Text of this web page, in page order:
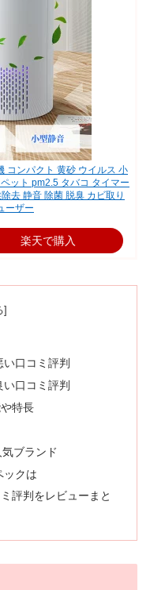
コンパクト 黄砂 ウイルス 小
ット pm2.5 タバコ タイマー
去 静音 除菌 脱臭 カビ取り
ーザー
楽天で購入
口コミ評判
口コミ評判
特長
ブランド
ックは
評判をレビューまと